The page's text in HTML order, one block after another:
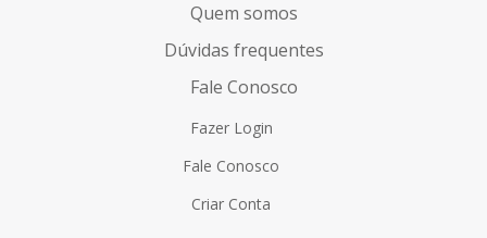
Quem somos
Dúvidas frequentes
Fale Conosco
Fazer Login
Fale Conosco
Criar Conta